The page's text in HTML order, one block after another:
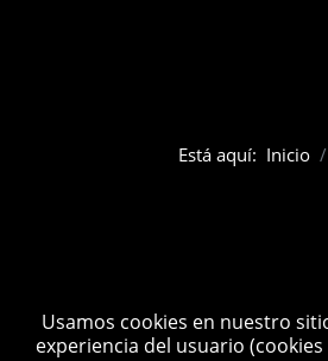
Está aquí: Inicio
Usamos cookies en nuestro
experiencia del usuario